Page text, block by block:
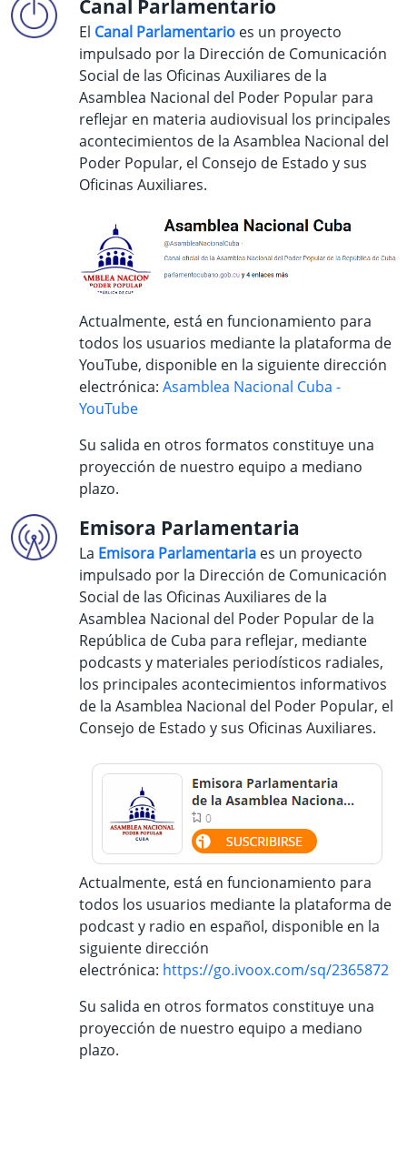
Canal Parlamentario
El Canal Parlamentario es un proyecto
impulsado por la Dirección de Comunicación
Social de las Oficinas Auxiliares de la
Asamblea Nacional del Poder Popular para
reflejar en materia audiovisual los principales
acontecimientos de la Asamblea Nacional del
Poder Popular, el Consejo de Estado y sus
Oficinas Auxiliares.
Actualmente, está en funcionamiento para
todos los usuarios mediante la plataforma de
YouTube, disponible en la siguiente dirección
electrónica: Asamblea Nacional Cuba -
YouTube
Su salida en otros formatos constituye una
proyección de nuestro equipo a mediano
plazo.
Emisora Parlamentaria
La Emisora Parlamentaria es un proyecto
impulsado por la Dirección de Comunicación
Social de las Oficinas Auxiliares de la
Asamblea Nacional del Poder Popular de la
República de Cuba para reflejar, mediante
podcasts y materiales periodísticos radiales,
los principales acontecimientos informativos
de la Asamblea Nacional del Poder Popular, el
Consejo de Estado y sus Oficinas Auxiliares.
Actualmente, está en funcionamiento para
todos los usuarios mediante la plataforma de
podcast y radio en español, disponible en la
siguiente dirección
electrónica: https://go.ivoox.com/sq/2365872
Su salida en otros formatos constituye una
proyección de nuestro equipo a mediano
plazo.